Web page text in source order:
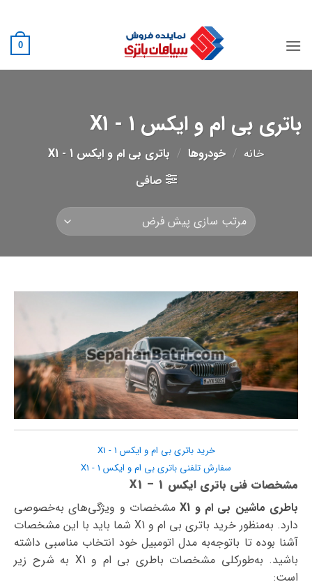
content
0
باتری بی ام و ایکس 1 - X1
خانه / خودروها / باتری بی ام و ایکس 1 - X1
صافی
خرید باتری بی ام و ایکس 1 - X1
سفارش تلفنی باتری بی ام و ایکس 1 - X1
مشخصات فنی باتری ایکس 1 – X1
باطری ماشین بی ام و X1
مشخصات و ویژگی‌های به‌خصوصی
دارد. به‌منظور خرید باتری بی ام و X1 شما باید با این مشخصات
آشنا بوده تا با‌توجه‌به مدل اتومبیل خود انتخاب مناسبی داشته
باشید. به‌طورکلی مشخصات باطری بی ام و X1 به شرح زیر
است: